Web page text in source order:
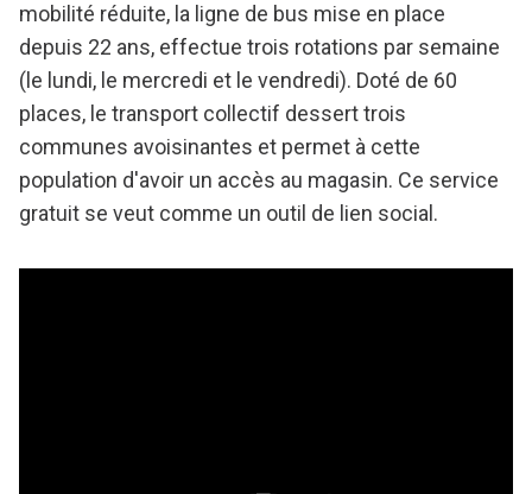
mobilité réduite, la ligne de bus mise en place
depuis 22 ans, effectue trois rotations par semaine
(le lundi, le mercredi et le vendredi). Doté de 60
places, le transport collectif dessert trois
communes avoisinantes et permet à cette
population d'avoir un accès au magasin. Ce service
gratuit se veut comme un outil de lien social.